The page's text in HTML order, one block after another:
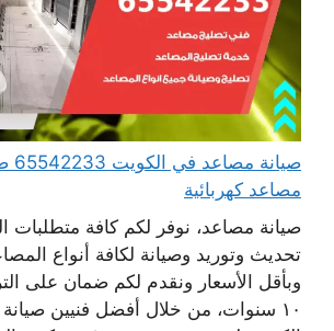
مصاعد كهربائية
صيانة مصاعد، نوفر لكم كافة متطلبات
تحديث وتوريد وصيانة لكافة أنواع
وبأقل الأسعار ونقدم لكم ضمان على
١٠ سنوات، من خلال أفضل فنيين